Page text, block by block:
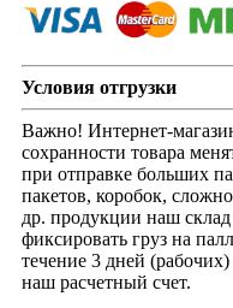
Условия отгрузки
Важно! Интернет-
сохранности товара
при отправке больших
пакетов, коробок,
др. продукции наш
фиксировать груз на
течение 3 дней
наш расчетный счет.